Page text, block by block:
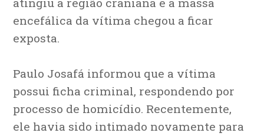
encefálica da vítima chegou a ficar
exposta.
Paulo Josafá informou que a vítima
possui ficha criminal, respondendo por
processo de homicídio. Recentemente,
ele havia sido intimado novamente para